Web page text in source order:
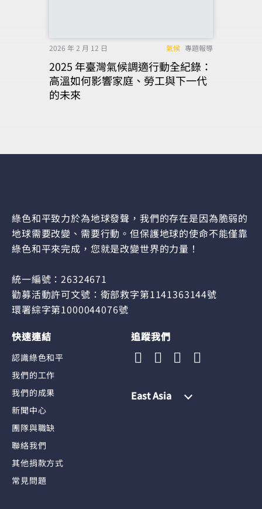
2026 年 2 月 12 日 氣候 專題報導
2025 年臺灣氣候調適行動全紀錄：
高溫如何影響家庭、勞工與下一代
的未來
綠色和平致力於為地球發聲，我們的存在是因為脆弱的
地球需要改變、需要行動。但保護地球的使命不能僅靠
綠色和平來完成，您就是改變世界的力量！
統一編號：26324671
勸募活動許可文號：衛部救字第1141363144號
環署綜字第1000044076號
快速連結
認識綠色和平
我們的工作
我們的成果
新聞中心
團隊與職缺
聯絡我們
其他捐款方式
常見問題
追蹤我們
East Asia